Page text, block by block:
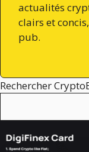
actualités
clairs et
pub.
Rechercher